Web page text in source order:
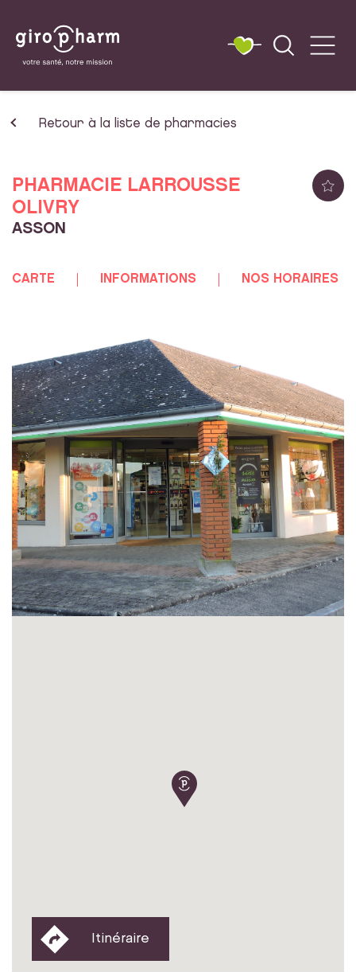
Retour à la liste de pharmacies
PHARMACIE LARROUSSE
OLIVRY
ASSON
CARTE INFORMATIONS NOS HORAIRES
Itinéraire